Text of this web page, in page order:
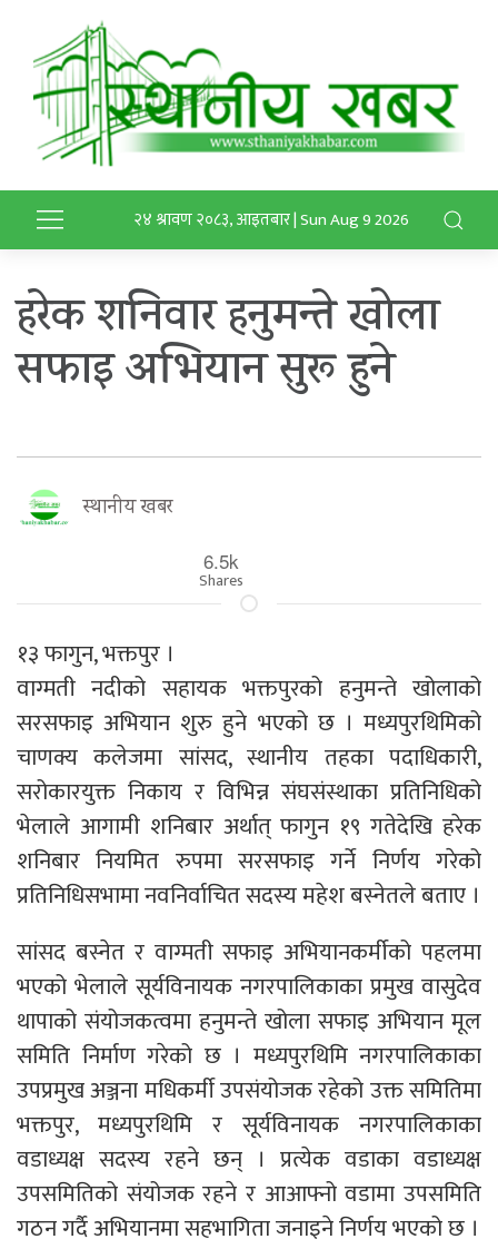
२४ श्रावण २०८३, आइतबार | Sun Aug 9 2026
हरेक शनिवार हनुमन्ते खोला
सफाइ अभियान सुरू हुने
स्थानीय खबर
6.5k
Shares
१३ फागुन, भक्तपुर ।
वाग्मती नदीको सहायक भक्तपुरको हनुमन्ते खोलाको
सरसफाइ अभियान शुरु हुने भएको छ । मध्यपुरथिमिको
चाणक्य कलेजमा सांसद, स्थानीय तहका पदाधिकारी,
सरोकारयुक्त निकाय र विभिन्न संघसंस्थाका प्रतिनिधिको
भेलाले आगामी शनिबार अर्थात् फागुन १९ गतेदेखि हरेक
शनिबार नियमित रुपमा सरसफाइ गर्ने निर्णय गरेको
प्रतिनिधिसभामा नवनिर्वाचित सदस्य महेश बस्नेतले बताए ।
सांसद बस्नेत र वाग्मती सफाइ अभियानकर्मीको पहलमा
भएको भेलाले सूर्यविनायक नगरपालिकाका प्रमुख वासुदेव
थापाको संयोजकत्वमा हनुमन्ते खोला सफाइ अभियान मूल
समिति निर्माण गरेको छ । मध्यपुरथिमि नगरपालिकाका
उपप्रमुख अञ्जना मधिकर्मी उपसंयोजक रहेको उक्त समितिमा
भक्तपुर, मध्यपुरथिमि र सूर्यविनायक नगरपालिकाका
वडाध्यक्ष सदस्य रहने छन् । प्रत्येक वडाका वडाध्यक्ष
उपसमितिको संयोजक रहने र आआफ्नो वडामा उपसमिति
गठन गर्दै अभियानमा सहभागिता जनाइने निर्णय भएको छ ।